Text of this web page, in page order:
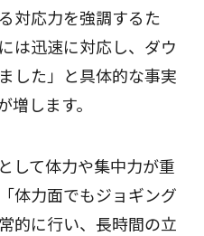
対応力を強調するた
は迅速に対応し、ダウ
した」と具体的な事実
します。
して体力や集中力が重
体力面でもジョギング
的に行い、長時間の立